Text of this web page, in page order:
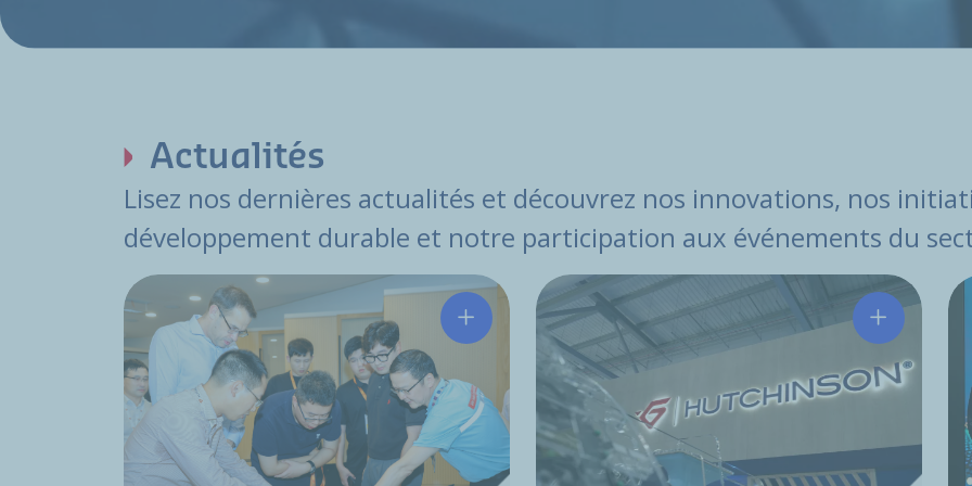
Actualités
Lisez nos dernières actualités et découvrez nos innovations, nos
développement durable et notre participation aux événements du
Hutchinson et Leju Robotics s’associent pour accompagner